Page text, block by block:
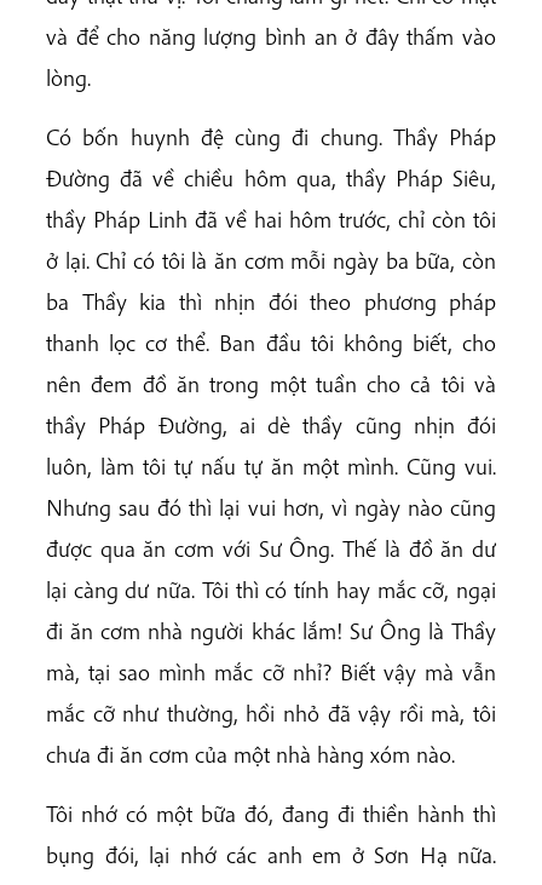
và để cho năng lượng bình an ở đây thấm vào
lòng.
Có bốn huynh đệ cùng đi chung. Thầy Pháp
Đường đã về chiều hôm qua, thầy Pháp Siêu,
thầy Pháp Linh đã về hai hôm trước, chỉ còn tôi
ở lại. Chỉ có tôi là ăn cơm mỗi ngày ba bữa, còn
ba Thầy kia thì nhịn đói theo phương pháp
thanh lọc cơ thể. Ban đầu tôi không biết, cho
nên đem đồ ăn trong một tuần cho cả tôi và
thầy Pháp Đường, ai dè thầy cũng nhịn đói
luôn, làm tôi tự nấu tự ăn một mình. Cũng vui.
Nhưng sau đó thì lại vui hơn, vì ngày nào cũng
được qua ăn cơm với Sư Ông. Thế là đồ ăn dư
lại càng dư nữa. Tôi thì có tính hay mắc cỡ, ngại
đi ăn cơm nhà người khác lắm! Sư Ông là Thầy
mà, tại sao mình mắc cỡ nhỉ? Biết vậy mà vẫn
mắc cỡ như thường, hồi nhỏ đã vậy rồi mà, tôi
chưa đi ăn cơm của một nhà hàng xóm nào.
Tôi nhớ có một bữa đó, đang đi thiền hành thì
bụng đói, lại nhớ các anh em ở Sơn Hạ nữa.